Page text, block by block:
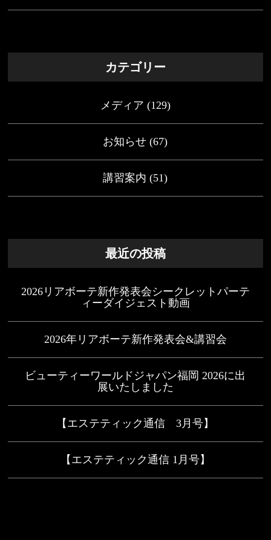
カテゴリー
メディア (129)
お知らせ (67)
講習案内 (51)
最近の投稿
2026リアボーテ新作発表会シークレットパーテ
ィーダイジェスト動画
2026年リアボーテ新作発表会&講習会
ビューティーワールドジャパン福岡 2026に出
展いたしました
【エステティック通信 3月号】
【エステティック通信 1月号】